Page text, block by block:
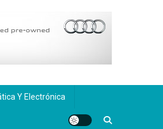
Y Electrónica